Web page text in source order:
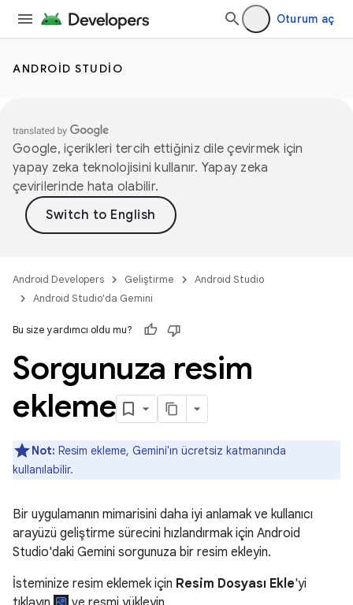
Oturum aç
ANDROID STUDIO
Google, içerikleri tercih ettiğiniz dile çevirmek için
yapay zeka teknolojisini kullanır. Yapay zeka
çevirilerinde hata olabilir.
Android Developers Geliştirme
Android Studio
Android Studio'da Gemini
Bu size yardımcı oldu mu?
Sorgunuza resim
ekleme
Not: Resim ekleme, Gemini'ın ücretsiz katmanında
kullanılabilir.
Bir uygulamanın mimarisini daha iyi anlamak ve kullanıcı
arayüzü geliştirme sürecini hızlandırmak için Android
Studio'daki Gemini sorgunuza bir resim ekleyin.
İsteminize resim eklemek için Resim Dosyası Ekle'yi